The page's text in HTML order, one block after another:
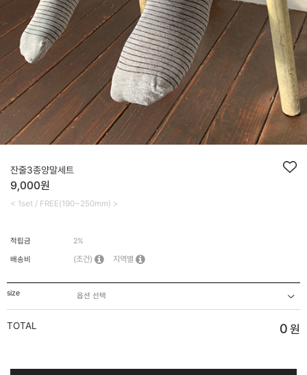
잔줄3종양말세트
9,000원
< 1set / FREE(190~250mm) >
적립금 2%
배송비 (조건) 지역별
size
TOTAL 0 원